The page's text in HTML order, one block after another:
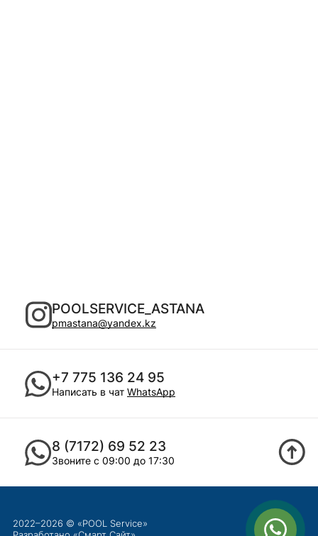
POOLSERVICE_ASTANA
pmastana@yandex.kz
+7 775 136 24 95
Написать в чат WhatsApp
8 (7172) 69 52 23
Звоните с 09:00 до 17:30
2022–2026 © «POOL Service»